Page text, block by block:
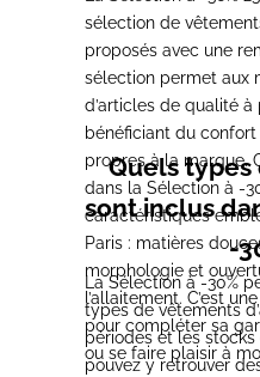
sélection de
proposés avec une
sélection permet aux
d’articles de qualité
bénéficiant du
propres à la marque.
dans la Sélection à -
caractéristiques
Paris : matières
morphologie et
l’allaitement. C’est
pour compléter sa
ou se faire plaisir à
Quels
sont inclus
-
La Sélection à -30%
types de vêtements
périodes et les
pouvez y retrouver